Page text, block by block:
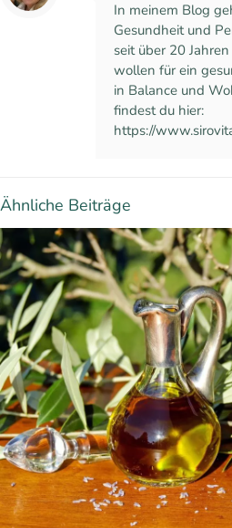
In meinem Blog
Gesundheit und
seit über 20
wollen für ein
in Balance und
findest du hier:
https://
Ähnliche Beiträge